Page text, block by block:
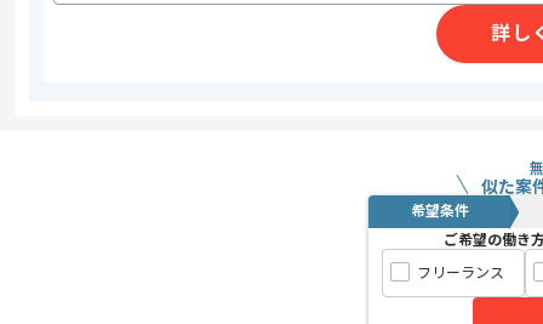
電子刺繍機および関連機器の研究開発
今回は英語を用いて海外拠点の販売体
詳し
似た案
希望条件
ご希望の働き
フリーランス